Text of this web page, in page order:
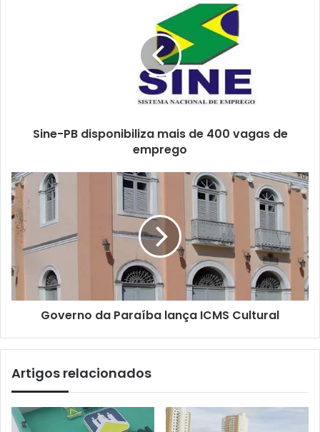
Sine-PB disponibiliza mais de 400 vagas de
emprego
Governo da Paraíba lança ICMS Cultural
Artigos relacionados